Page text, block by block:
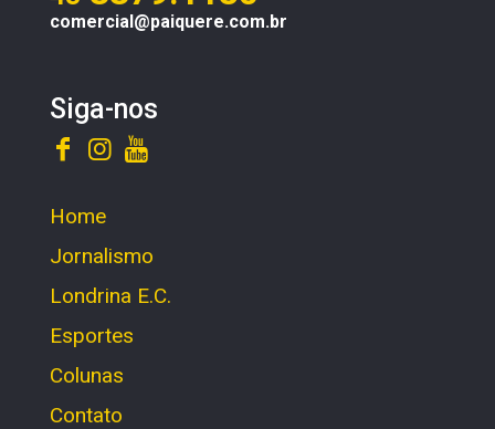
comercial@paiquere.com.br
Siga-nos
Home
Jornalismo
Londrina E.C.
Esportes
Colunas
Contato